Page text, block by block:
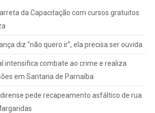
da Capacitação com cursos gratuitos
diz “não quero ir”, ela precisa ser ouvida
intensifica combate ao crime e realiza
em Santana de Parnaíba
pede recapeamento asfáltico de rua